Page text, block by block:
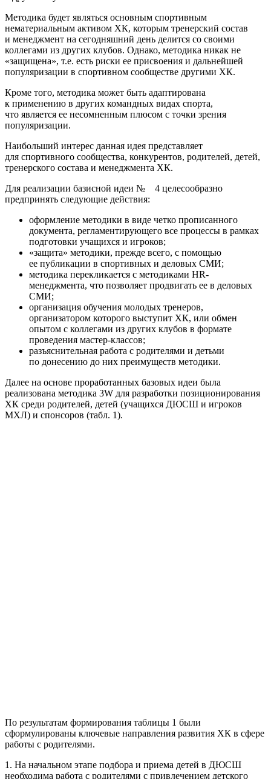
Методика будет являться основным спортивным
нематериальным активом ХК, которым тренерский состав
и менеджмент на сегодняшний день делится со своими
коллегами из других клубов. Однако, методика никак не
«защищена», т.е. есть риски ее присвоения и дальнейшей
популяризации в спортивном сообществе другими ХК.
Кроме того, методика может быть адаптирована
к применению в других командных видах спорта,
что является ее несомненным плюсом с точки зрения
популяризации.
Наибольший интерес данная идея представляет
для спортивного сообщества, конкурентов, родителей, детей,
тренерского состава и менеджмента ХК.
Для реализации базисной идеи № 4 целесообразно
предпринять следующие действия:
оформление методики в виде четко прописанного
документа, регламентирующего все процессы в рамках
подготовки учащихся и игроков;
«защита» методики, прежде всего, с помощью
ее публикации в спортивных и деловых СМИ;
методика перекликается с методиками HR-
менеджмента, что позволяет продвигать ее в деловых
СМИ;
организация обучения молодых тренеров,
организатором которого выступит ХК, или обмен
опытом с коллегами из других клубов в формате
проведения мастер-классов;
разъяснительная работа с родителями и детьми
по донесению до них преимуществ методики.
Далее на основе проработанных базовых идеи была
реализована методика 3W для разработки позиционирования
ХК среди родителей, детей (учащихся ДЮСШ и игроков
МХЛ) и спонсоров (табл. 1).
По результатам формирования таблицы 1 были
сформулированы ключевые направления развития ХК в сфере
работы с родителями.
1. На начальном этапе подбора и приема детей в ДЮСШ
необходима работа с родителями с привлечением детского